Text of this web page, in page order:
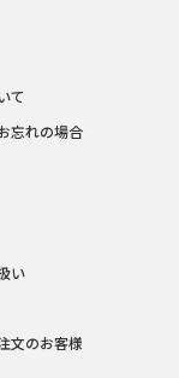
て
忘れの場合
い
文のお客様